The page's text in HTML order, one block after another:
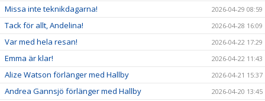
Missa inte teknikdagarna! 2026-04-29 08:59
Tack för allt, Andelina! 2026-04-28 16:09
Var med hela resan! 2026-04-22 17:29
Emma är klar! 2026-04-22 11:43
Alize Watson förlänger med Hallby 2026-04-21 15:37
Andrea Gannsjö förlänger med Hallby 2026-04-20 13:45